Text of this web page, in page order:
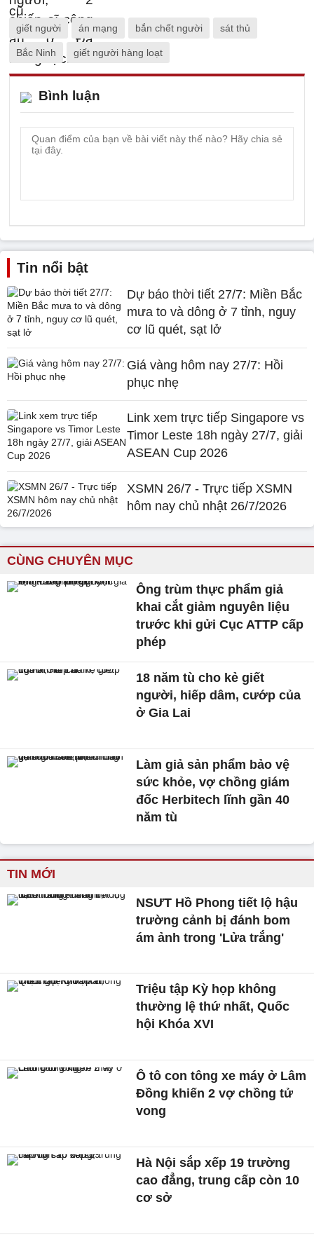
giết người án mạng bắn chết người sát thủ
Bắc Ninh giết người hàng loạt
Bình luận
Tin nổi bật
Dự báo thời tiết 27/7: Miền Bắc
mưa to và dông ở 7 tỉnh, nguy
cơ lũ quét, sạt lở
Giá vàng hôm nay 27/7: Hồi
phục nhẹ
Link xem trực tiếp Singapore vs
Timor Leste 18h ngày 27/7, giải
ASEAN Cup 2026
XSMN 26/7 - Trực tiếp XSMN
hôm nay chủ nhật 26/7/2026
CÙNG CHUYÊN MỤC
Ông trùm thực phẩm giả
khai cắt giảm nguyên liệu
trước khi gửi Cục ATTP cấp
phép
18 năm tù cho kẻ giết
người, hiếp dâm, cướp của
ở Gia Lai
Làm giả sản phẩm bảo vệ
sức khỏe, vợ chồng giám
đốc Herbitech lĩnh gần 40
năm tù
TIN MỚI
NSƯT Hồ Phong tiết lộ hậu
trường cảnh bị đánh bom
ám ảnh trong 'Lửa trắng'
Triệu tập Kỳ họp không
thường lệ thứ nhất, Quốc
hội Khóa XVI
Ô tô con tông xe máy ở Lâm
Đồng khiến 2 vợ chồng tử
vong
Hà Nội sắp xếp 19 trường
cao đẳng, trung cấp còn 10
cơ sở